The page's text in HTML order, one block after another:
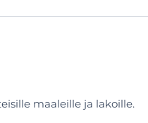
maaleille ja lakoille.